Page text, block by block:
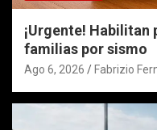
¡Urgente! Habilitan
familias por sismo
Ago 6, 2026 Fabrizio